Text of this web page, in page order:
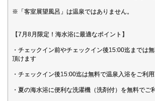
※「客室展望風呂」は温泉ではありません。
【7月8月限定！海水浴に最適なポイント】
・チェックイン前やチェックイン後15:00迄までは
頂けます
・チェックイン後15:00迄は無料で温泉入浴をご利
・夏の海水浴に便利な洗濯機（洗剤付）を無料でご